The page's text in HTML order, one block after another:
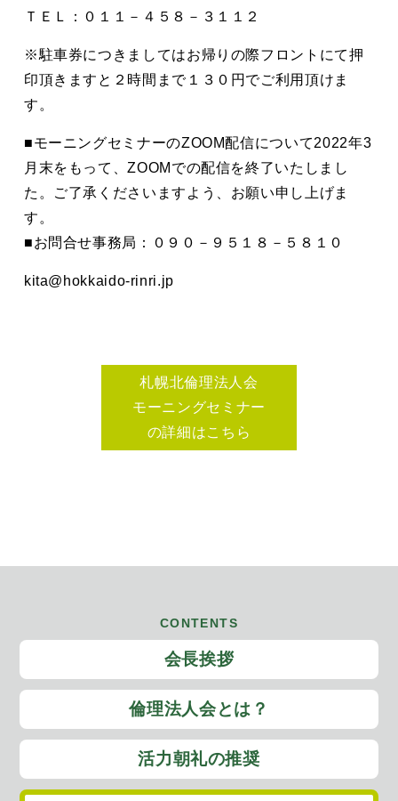
ＴＥＬ：０１１－４５８－３１１２
※駐車券につきましてはお帰りの際フロントにて押
印頂きますと２時間まで１３０円でご利用頂けま
す。
■モーニングセミナーのZOOM配信について2022年3
月末をもって、ZOOMでの配信を終了いたしまし
た。ご了承くださいますよう、お願い申し上げま
す。
■お問合せ事務局：０９０－９５１８－５８１０
kita@hokkaido-rinri.jp
札幌北倫理法人会
モーニングセミナー
の詳細はこちら
CONTENTS
会長挨拶
倫理法人会とは？
活力朝礼の推奨